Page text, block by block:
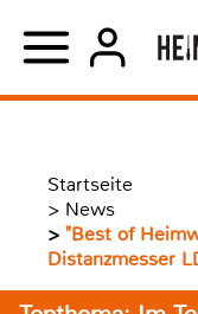
Startseite
> News
> "Best of
Distanzmesser